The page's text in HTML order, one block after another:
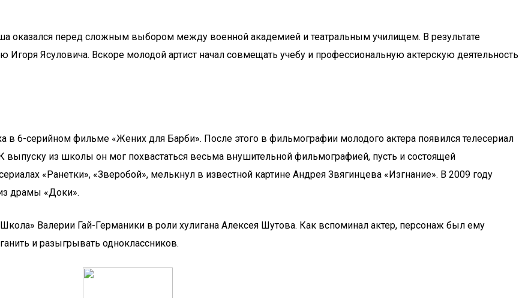
оказался перед сложным выбором между военной академией и театральным училищем. В результате
Ясуловича. Вскоре молодой артист начал совмещать учебу и профессиональную актерскую деятельность
в 6-серийном фильме «Жених для Барби». После этого в фильмографии молодого актера появился телесериал
выпуску из школы он мог похвастаться весьма внушительной фильмографией, пусть и состоящей
«Ранетки», «Зверобой», мелькнул в известной картине Андрея Звягинцева «Изгнание». В 2009 году
драмы «Доки».
Валерии Гай-Германики в роли хулигана Алексея Шутова. Как вспоминал актер, персонаж был ему
и разыгрывать одноклассников.